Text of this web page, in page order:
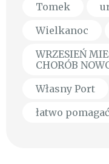
Tomek
Wielkanoc
WRZESIEŃ
CHORÓB
Własny Port
łatwo pomagać